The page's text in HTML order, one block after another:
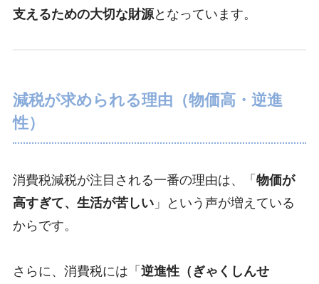
支えるための大切な財源となっています。
減税が求められる理由（物価高・逆進
性）
消費税減税が注目される一番の理由は、「 物価が
高すぎて、生活が苦しい 」という声が増えている
からです。
さらに、消費税には「 逆進性（ぎゃくしんせ